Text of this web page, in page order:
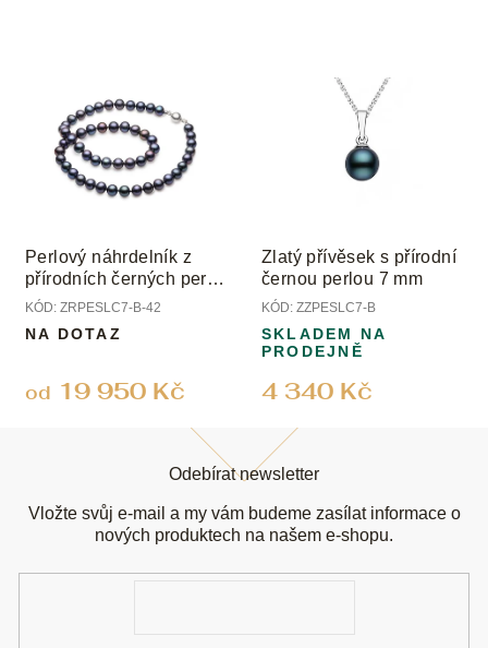
Perlový náhrdelník z
přírodních černých perel
s uzávěrem z bílého
KÓD: ZRPESLC7-B-42
od 19 950 Kč
NA DOTAZ
Zlatý přívěsek s přírodní
černou perlou 7 mm
KÓD: ZZPESLC7-B
4 340 Kč
SKLADEM NA
PRODEJNĚ
Odebírat newsletter
Vložte svůj e-mail a my vám budeme zasílat informace o
nových produktech na našem e-shopu.